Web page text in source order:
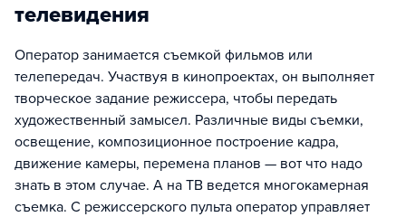
телевидения
Оператор занимается съемкой фильмов или
телепередач. Участвуя в кинопроектах, он выполняет
творческое задание режиссера, чтобы передать
художественный замысел. Различные виды съемки,
освещение, композиционное построение кадра,
движение камеры, перемена планов — вот что надо
знать в этом случае. А на ТВ ведется многокамерная
съемка. С режиссерского пульта оператор управляет